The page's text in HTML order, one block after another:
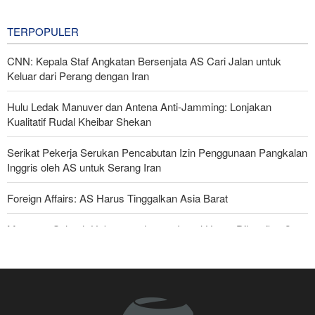
TERPOPULER
CNN: Kepala Staf Angkatan Bersenjata AS Cari Jalan untuk
Keluar dari Perang dengan Iran
Hulu Ledak Manuver dan Antena Anti-Jamming: Lonjakan
Kualitatif Rudal Kheibar Shekan
Serikat Pekerja Serukan Pencabutan Izin Penggunaan Pangkalan
Inggris oleh AS untuk Serang Iran
Foreign Affairs: AS Harus Tinggalkan Asia Barat
Mengapa Seluruh Hubungan dengan Israel Harus Dihentikan?
Bantuan Obat-obatan dari 11 Negara untuk Iran di Masa Perang